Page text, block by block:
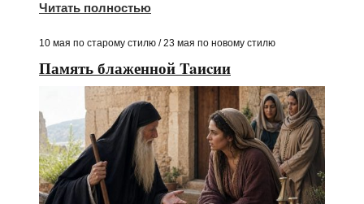
Читать полностью
10 мая по старому стилю / 23 мая по новому стилю
Память блаженной Taиcии